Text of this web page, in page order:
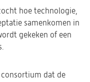
hoe technologie,
samenkomen in
gekeken of een
consortium dat de